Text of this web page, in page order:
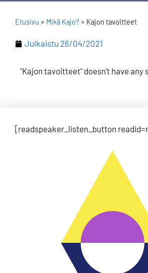
Etusivu » Mikä Kajo? » Kajon tavoitteet
Julkaistu 26/04/2021
"Kajon tavoitteet" doesn't have any
[readspeaker_listen_button